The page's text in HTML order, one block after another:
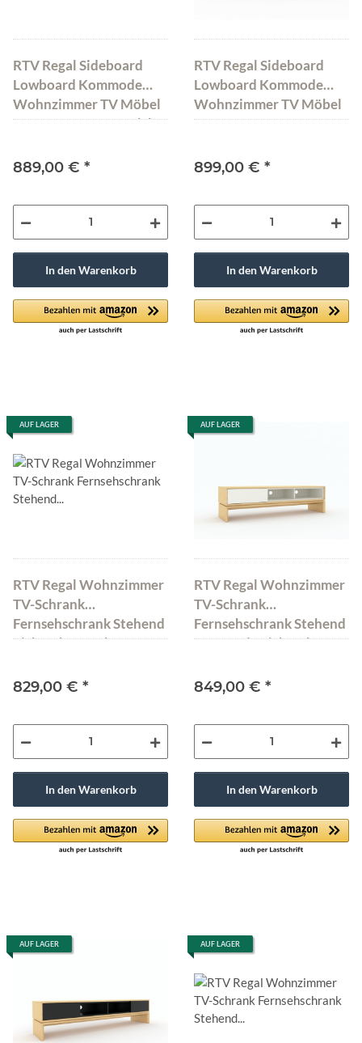
RTV Regal Sideboard
Lowboard Kommode
Wohnzimmer TV Möbel
ABATO-RTV-FX-D Eiche
889,00 € *
In den Warenkorb
RTV Regal Sideboard
Lowboard Kommode
Wohnzimmer TV Möbel
ABATO-RTV-FX-O
899,00 € *
In den Warenkorb
AUF LAGER
RTV Regal Wohnzimmer
TV-Schrank
Fernsehschrank Stehend
Eiche Abato Schwarz
829,00 € *
In den Warenkorb
AUF LAGER
RTV Regal Wohnzimmer
TV-Schrank
Fernsehschrank Stehend
Kommode Eiche Abato
849,00 € *
In den Warenkorb
AUF LAGER AUF LAGER